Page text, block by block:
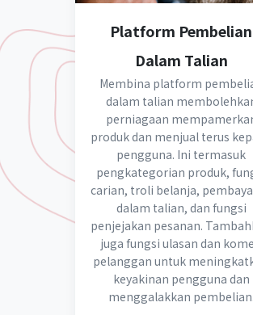
Platform Pembelian
Dalam Talian
Membina platform
dalam talian
perniagaan
produk dan menjual terus
pengguna. Ini termasuk
pengkategorian produk,
carian, troli belanja,
dalam talian, dan fungsi
penjejakan pesanan.
juga fungsi ulasan dan
pelanggan untuk
keyakinan pengguna dan
menggalakkan pembelian.